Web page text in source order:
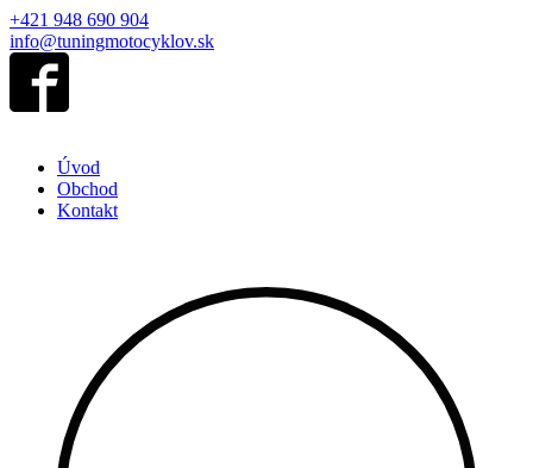
+421 948 690 904
info@tuningmotocyklov.sk
Úvod
Obchod
Kontakt